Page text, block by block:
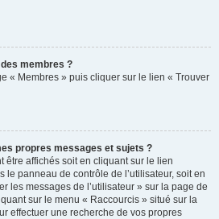
membres ?
« Membres » puis cliquer sur le lien « Trouver
propres messages et sujets ?
être affichés soit en cliquant sur le lien
le panneau de contrôle de l’utilisateur, soit en
les messages de l’utilisateur » sur la page de
sur le menu « Raccourcis » situé sur la
effectuer une recherche de vos propres